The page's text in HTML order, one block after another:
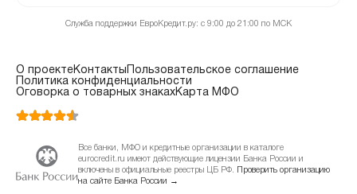
Служба поддержки ЕвроКредит.ру: с 9:00 до 21:00 по МСК
О проектеКонтакты
Пользовательское соглашение
Политика конфиденциальности
Оговорка о товарных знакахКарта МФО
Все банки, МФО и кредитные организации в каталоге
eurocredit.ru имеют действующие лицензии Банка России и
включены в официальные реестры ЦБ РФ.
Проверить организацию
на сайте Банка России →